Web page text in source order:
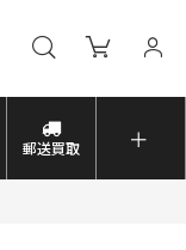
郵送買取